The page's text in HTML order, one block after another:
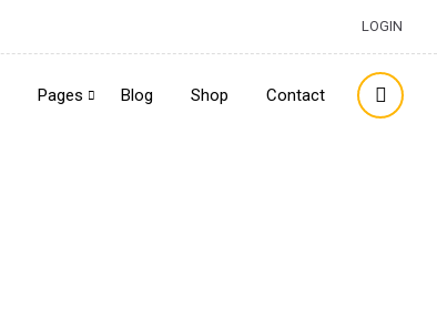
LOGIN
Pages Blog Shop Contact